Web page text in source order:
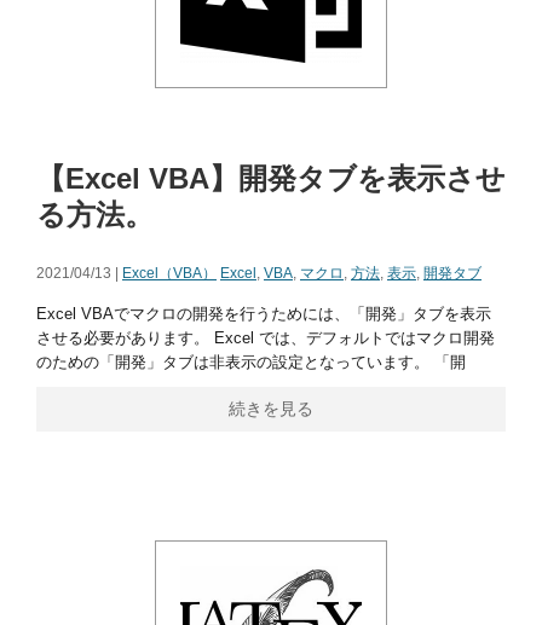
【Excel VBA】開発タブを表示させ
る方法。
2021/04/13 | Excel（VBA） Excel , VBA, マクロ , 方法, 表示, 開発タブ
Excel VBAでマクロの開発を行うためには、「開発」タブを表示
させる必要があります。 Excel では、デフォルトではマクロ開発
のための「開発」タブは非表示の設定となっています。 「開
続きを見る